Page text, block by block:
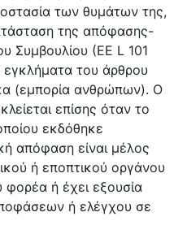
των θυμάτων της,
της απόφασης-
Συμβουλίου (ΕΕ L 101
εγκλήματα του άρθρου
(εμπορία ανθρώπων). Ο
επίσης όταν το
εκδόθηκε
απόφαση είναι μέλος
ή εποπτικού οργάνου
ή έχει εξουσία
ή ελέγχου σε